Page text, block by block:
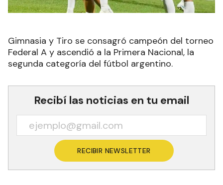
Gimnasia y Tiro se consagró campeón del torneo
Federal A y ascendió a la Primera Nacional, la
segunda categoría del fútbol argentino.
Recibí las noticias en tu email
RECIBIR NEWSLETTER